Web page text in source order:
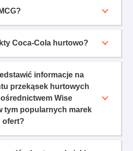
Coca-Cola hurtowo?
informacje na
przekąsek hurtowych
Wise
tym popularnych marek
ofert?